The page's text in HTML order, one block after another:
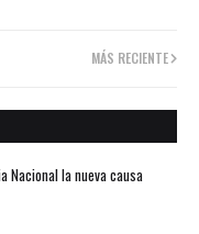
MÁS RECIENTE
Nacional la nueva causa